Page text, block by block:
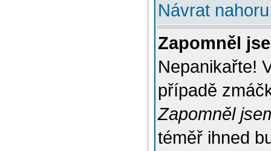
Návrat nahoru
Zapomněl
Nepanikařte!
případě
Zapomněl
téměř ihned